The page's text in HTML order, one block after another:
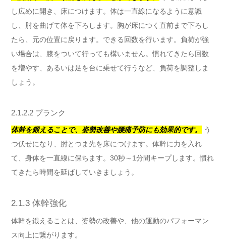
し広めに開き、床につけます。体は一直線になるように意識
し、肘を曲げて体を下ろします。胸が床につく直前まで下ろし
たら、元の位置に戻ります。できる回数を行います。負荷が強
い場合は、膝をついて行っても構いません。慣れてきたら回数
を増やす、あるいは足を台に乗せて行うなど、負荷を調整しま
しょう。
2.1.2.2 プランク
体幹を鍛えることで、姿勢改善や腰痛予防にも効果的です。
う
つ伏せになり、肘とつま先を床につけます。体幹に力を入れ
て、身体を一直線に保ちます。30秒～1分間キープします。慣れ
てきたら時間を延ばしていきましょう。
2.1.3 体幹強化
体幹を鍛えることは、姿勢の改善や、他の運動のパフォーマン
ス向上に繋がります。